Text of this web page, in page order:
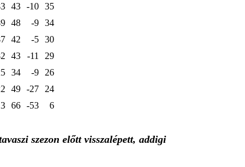
43 -10
35
48 -9
34
42 -5
30
43 -11
29
34 -9
26
49 -27
24
66 -53 6
szezon előtt visszalépett, addigi